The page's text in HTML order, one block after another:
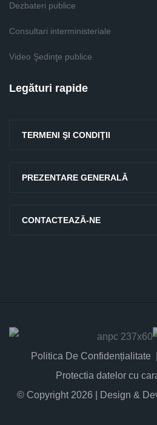
Dezbateri publice
Consultari interministeriale
Video Şedinţe publice
Legături rapide
TERMENI ŞI CONDIŢII
PREZENTARE GENERALĂ
CONTACTEAZĂ-NE
Politica De Confidențialitate
Protectia datelor cu
© Copyright 2026 | Design &